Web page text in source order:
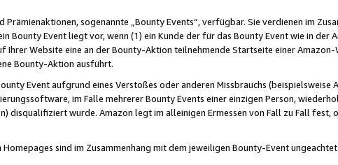
sogenannte „Bounty Events“, verfügbar. Sie verdienen im
Bounty Event liegt vor, wenn (1) ein Kunde der für das Bounty Event wie in der
Ihrer Website eine an der Bounty-Aktion teilnehmende Startseite einer
Bounty-Aktion ausführt.
Event aufgrund eines Verstoßes oder anderen Missbrauchs (beispielsweise
im Falle mehrerer Bounty Events einer einzigen Person,
disqualifiziert wurde. Amazon legt im alleinigen Ermessen von Fall zu Fall fest,
sind im Zusammenhang mit dem jeweiligen Bounty-Event